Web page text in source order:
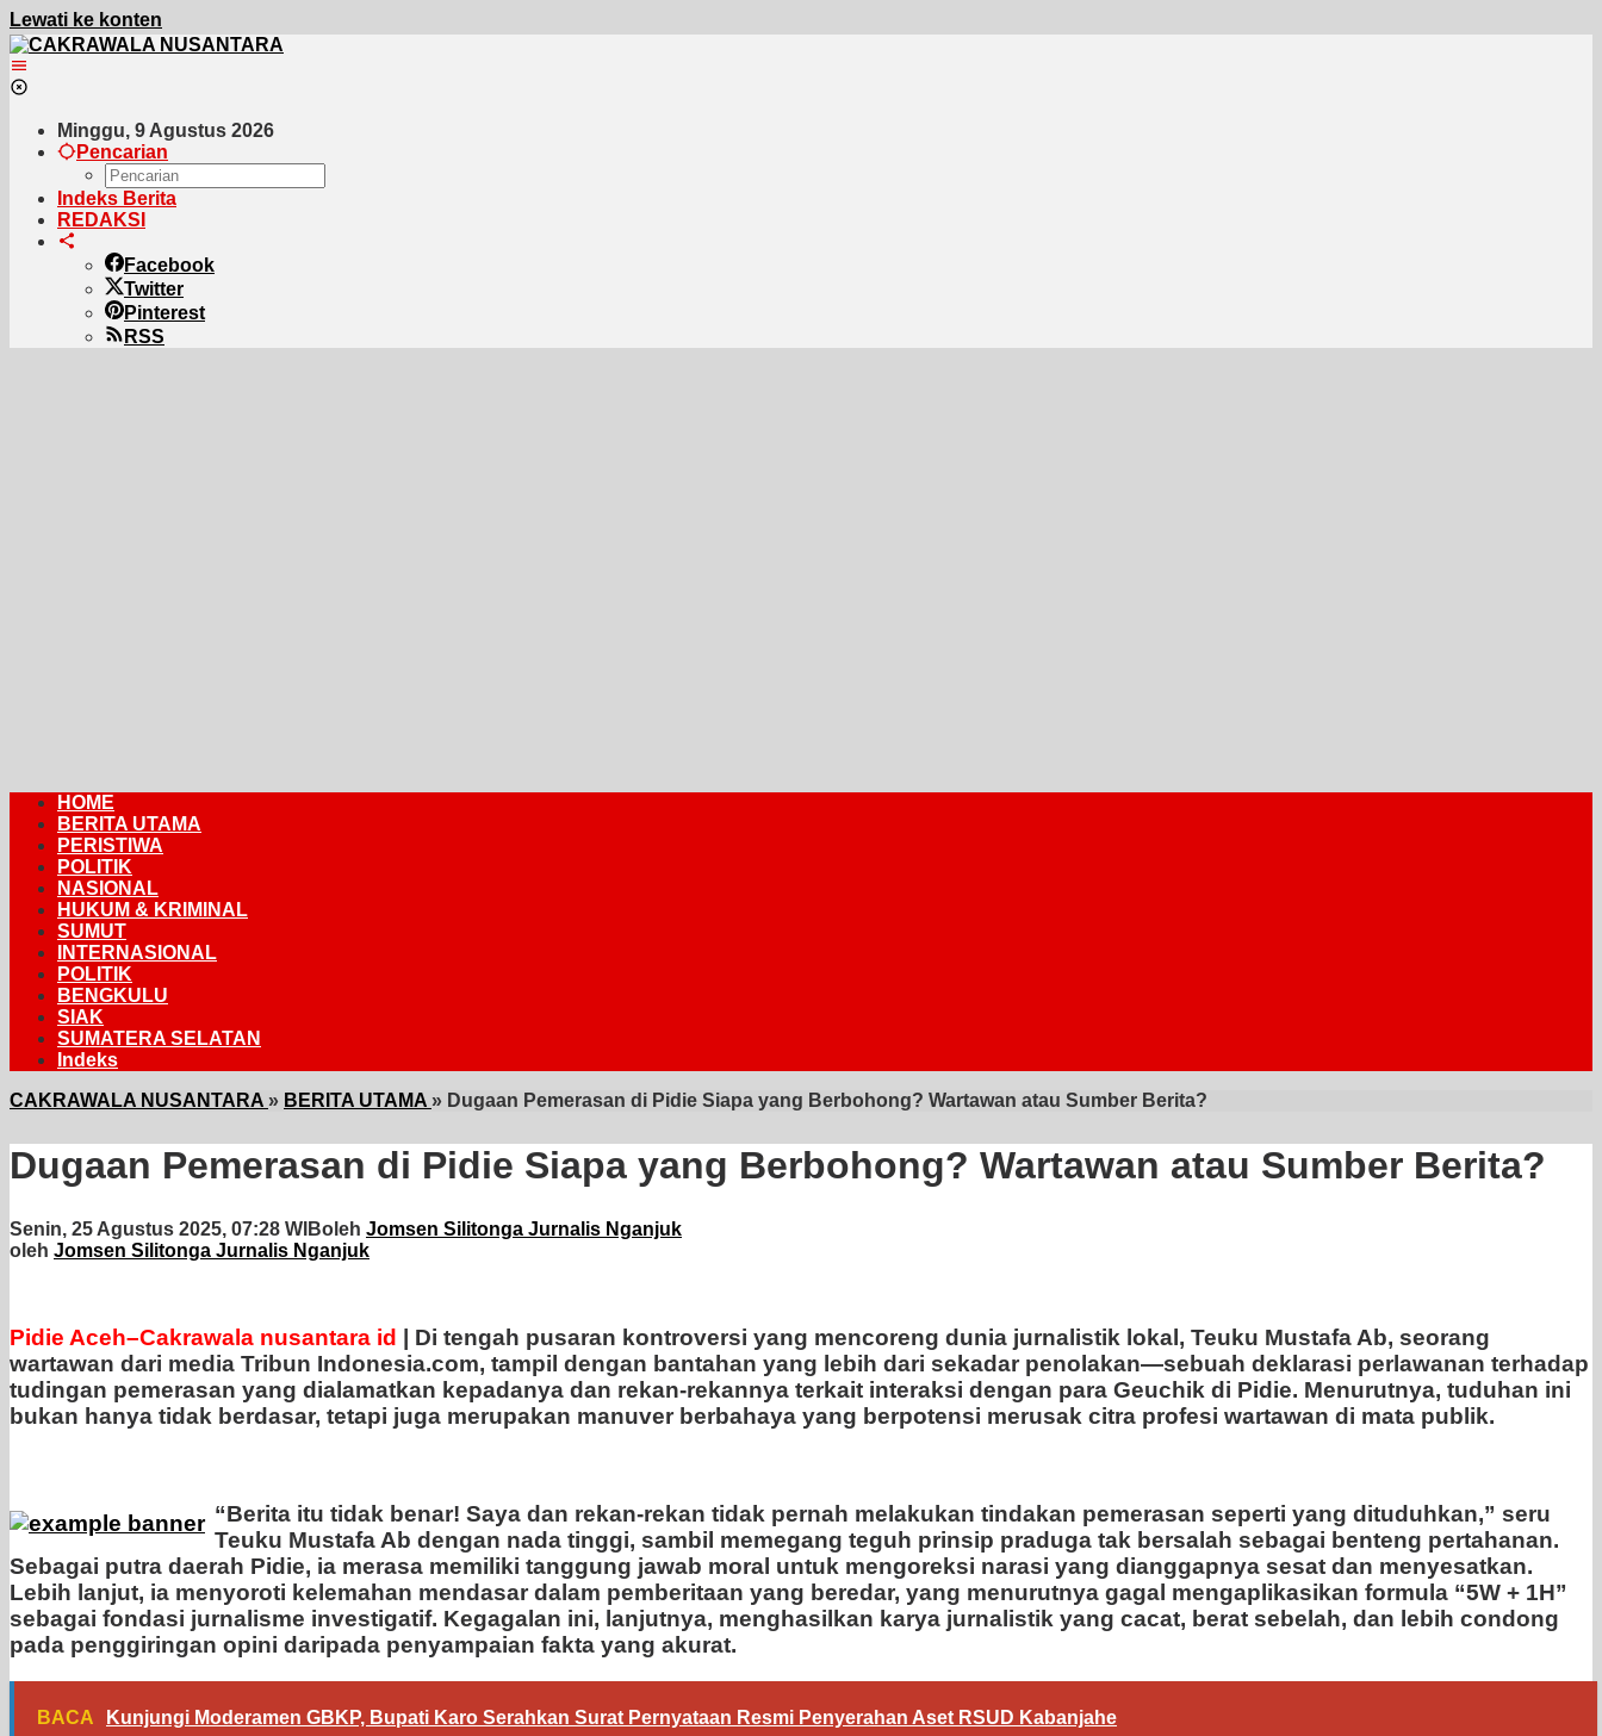
Lewati ke konten
Minggu, 9 Agustus 2026
Pencarian
Indeks Berita
REDAKSI
Facebook
Twitter
Pinterest
RSS
HOME
BERITA UTAMA
PERISTIWA
POLITIK
NASIONAL
HUKUM & KRIMINAL
SUMUT
INTERNASIONAL
POLITIK
BENGKULU
SIAK
SUMATERA SELATAN
Indeks
CAKRAWALA NUSANTARA » BERITA UTAMA » Dugaan Pemerasan di Pidie Siapa yang Berbohong? Wartawan atau Sumber Berita?
Dugaan Pemerasan di Pidie Siapa yang Berbohong? Wartawan atau Sumber Berita?
Senin, 25 Agustus 2025, 07:28 WIBoleh Jomsen Silitonga Jurnalis Nganjuk
oleh Jomsen Silitonga Jurnalis Nganjuk
Pidie Aceh–Cakrawala nusantara id
| Di tengah pusaran kontroversi yang mencoreng dunia jurnalistik lokal, Teuku Mustafa Ab, seorang
wartawan dari media Tribun Indonesia.com, tampil dengan bantahan yang lebih dari sekadar penolakan—sebuah deklarasi perlawanan terhadap
tudingan pemerasan yang dialamatkan kepadanya dan rekan-rekannya terkait interaksi dengan para Geuchik di Pidie. Menurutnya, tuduhan ini
bukan hanya tidak berdasar, tetapi juga merupakan manuver berbahaya yang berpotensi merusak citra profesi wartawan di mata publik.
“Berita itu tidak benar! Saya dan rekan-rekan tidak pernah melakukan tindakan pemerasan seperti yang dituduhkan,” seru
Teuku Mustafa Ab dengan nada tinggi, sambil memegang teguh prinsip praduga tak bersalah sebagai benteng pertahanan.
Sebagai putra daerah Pidie, ia merasa memiliki tanggung jawab moral untuk mengoreksi narasi yang dianggapnya sesat dan menyesatkan.
Lebih lanjut, ia menyoroti kelemahan mendasar dalam pemberitaan yang beredar, yang menurutnya gagal mengaplikasikan formula “5W + 1H”
sebagai fondasi jurnalisme investigatif. Kegagalan ini, lanjutnya, menghasilkan karya jurnalistik yang cacat, berat sebelah, dan lebih condong
pada penggiringan opini daripada penyampaian fakta yang akurat.
BACA Kunjungi Moderamen GBKP, Bupati Karo Serahkan Surat Pernyataan Resmi Penyerahan Aset RSUD Kabanjahe